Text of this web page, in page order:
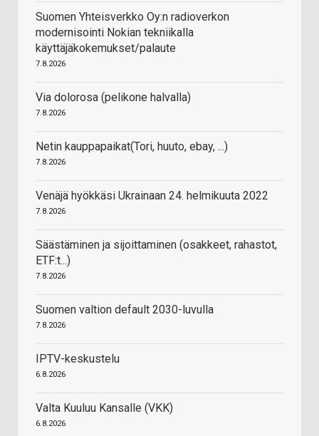
Suomen Yhteisverkko Oy:n radioverkon
modernisointi Nokian tekniikalla
käyttäjäkokemukset/palaute
7.8.2026
Via dolorosa (pelikone halvalla)
7.8.2026
Netin kauppapaikat(Tori, huuto, ebay, ...)
7.8.2026
Venäjä hyökkäsi Ukrainaan 24. helmikuuta 2022
7.8.2026
Säästäminen ja sijoittaminen (osakkeet, rahastot,
ETF:t...)
7.8.2026
Suomen valtion default 2030-luvulla
7.8.2026
IPTV-keskustelu
6.8.2026
Valta Kuuluu Kansalle (VKK)
6.8.2026